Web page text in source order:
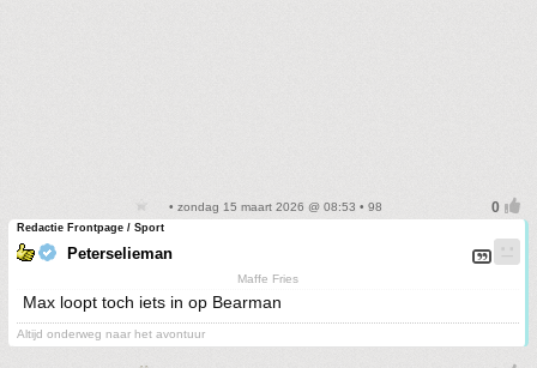
• zondag 15 maart 2026 @ 08:53 • 98
Redactie Frontpage / Sport
Peterselieman
Maffe Fries
Max loopt toch iets in op Bearman
Altijd onderweg naar het avontuur